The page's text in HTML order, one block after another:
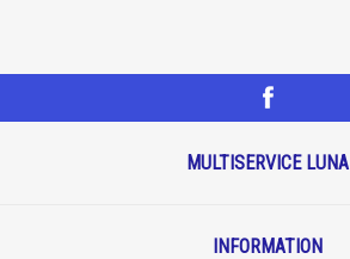
MULTISERVICE LUNA
INFORMATION